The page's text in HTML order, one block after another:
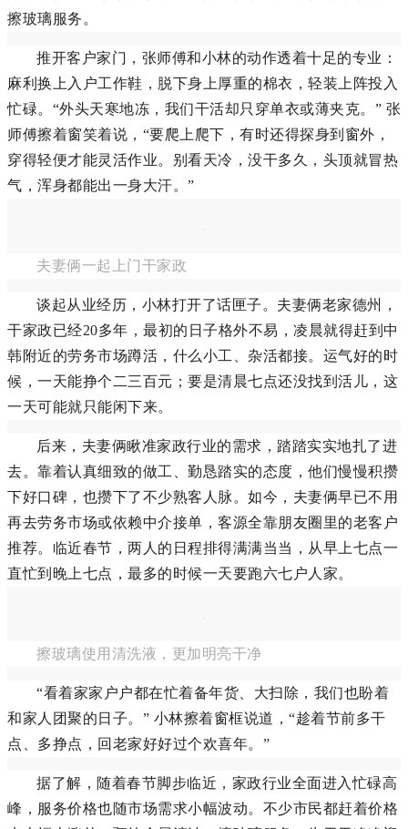
擦玻璃服务。
推开客户家门，张师傅和小林的动作透着十足的专业：
麻利换上入户工作鞋，脱下身上厚重的棉衣，轻装上阵投入
忙碌。“外头天寒地冻，我们干活却只穿单衣或薄夹克。” 张
师傅擦着窗笑着说，“要爬上爬下，有时还得探身到窗外，
穿得轻便才能灵活作业。别看天冷，没干多久，头顶就冒热
气，浑身都能出一身大汗。”
夫妻俩一起上门干家政
谈起从业经历，小林打开了话匣子。夫妻俩老家德州，
干家政已经20多年，最初的日子格外不易，凌晨就得赶到中
韩附近的劳务市场蹲活，什么小工、杂活都接。运气好的时
候，一天能挣个二三百元；要是清晨七点还没找到活儿，这
一天可能就只能闲下来。
后来，夫妻俩瞅准家政行业的需求，踏踏实实地扎了进
去。靠着认真细致的做工、勤恳踏实的态度，他们慢慢积攒
下好口碑，也攒下了不少熟客人脉。如今，夫妻俩早已不用
再去劳务市场或依赖中介接单，客源全靠朋友圈里的老客户
推荐。临近春节，两人的日程排得满满当当，从早上七点一
直忙到晚上七点，最多的时候一天要跑六七户人家。
擦玻璃使用清洗液，更加明亮干净
“看着家家户户都在忙着备年货、大扫除，我们也盼着
和家人团聚的日子。” 小林擦着窗框说道，“趁着节前多干
点、多挣点，回老家好好过个欢喜年。”
据了解，随着春节脚步临近，家政行业全面进入忙碌高
峰，服务价格也随市场需求小幅波动。不少市民都赶着价格